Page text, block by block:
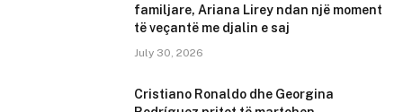
familjare, Ariana Lirey ndan një moment
të veçantë me djalin e saj
July 30, 2026
Cristiano Ronaldo dhe Georgina